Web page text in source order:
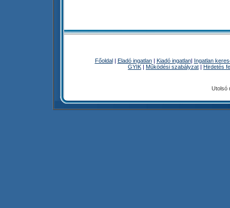
Főoldal| Eladó ingatlan| Kiadó ingatlan| Ingatlan
GYIK | Működési szabályzat | Hirdetés
Utolsó